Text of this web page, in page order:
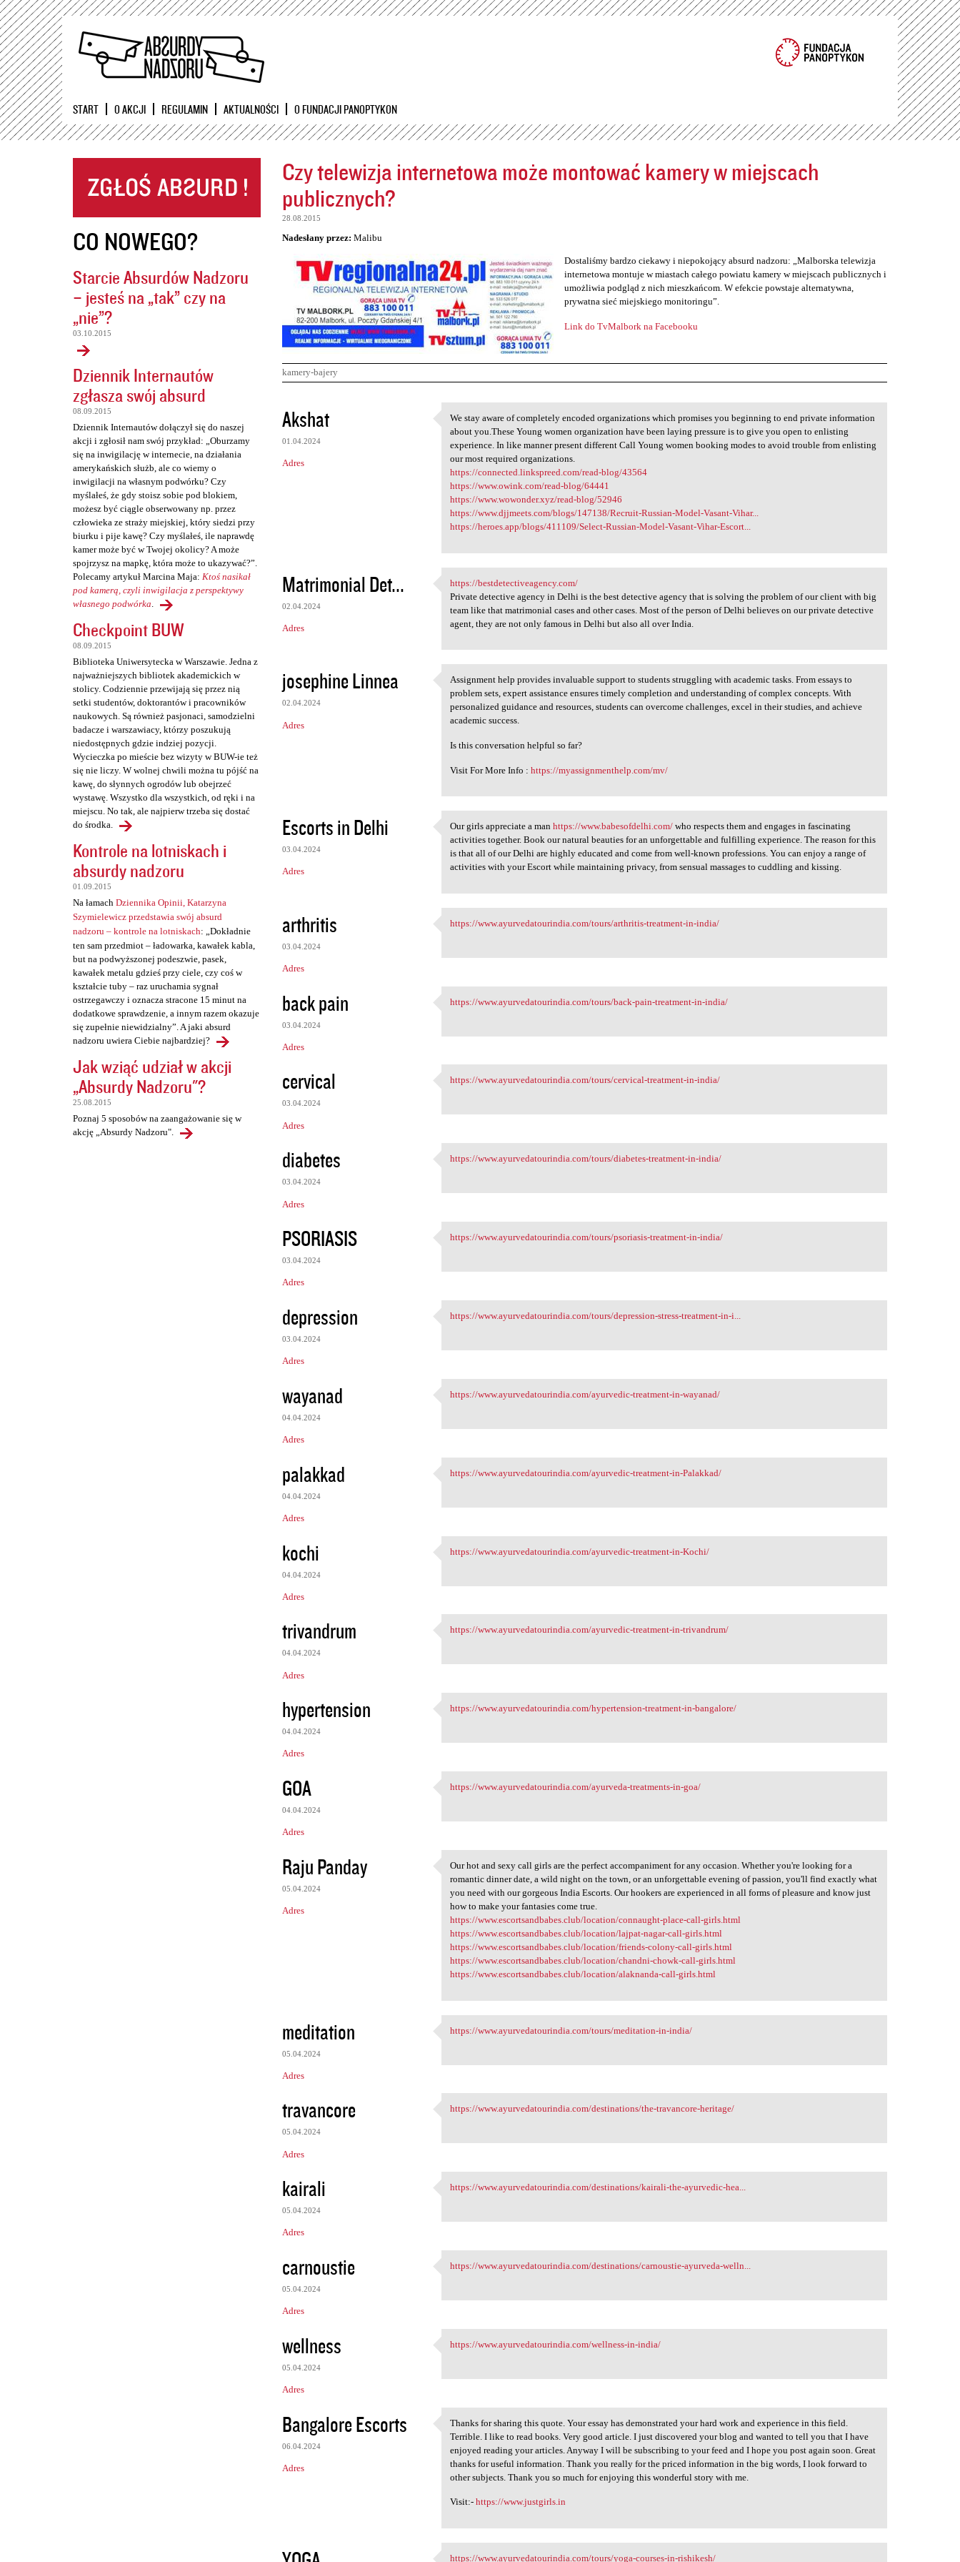
Przejdź
START O AKCJI REGULAMIN AKTUALNOŚCI O FUNDACJI PANOPTYKON
CO NOWEGO?
Starcie Absurdów Nadzoru
– jesteś na „tak” czy na
„nie”?
03.10.2015
Dziennik Internautów
zgłasza swój absurd
08.09.2015
Dziennik Internautów dołączył się do naszej
akcji i zgłosił nam swój przykład: „Oburzamy
się na inwigilację w internecie, na działania
amerykańskich służb, ale co wiemy o
inwigilacji na własnym podwórku? Czy
myślałeś, że gdy stoisz sobie pod blokiem,
możesz być ciągle obserwowany np. przez
człowieka ze straży miejskiej, który siedzi przy
biurku i pije kawę? Czy myślałeś, ile naprawdę
kamer może być w Twojej okolicy? A może
spojrzysz na mapkę, która może to ukazywać?”.
Polecamy artykuł Marcina Maja: Ktoś nasikał
pod kamerą, czyli inwigilacja z perspektywy
własnego podwórka.
Checkpoint BUW
08.09.2015
Biblioteka Uniwersytecka w Warszawie. Jedna z
najważniejszych bibliotek akademickich w
stolicy. Codziennie przewijają się przez nią
setki studentów, doktorantów i pracowników
naukowych. Są również pasjonaci, samodzielni
badacze i warszawiacy, którzy poszukują
niedostępnych gdzie indziej pozycji.
Wycieczka po mieście bez wizyty w BUW-ie też
się nie liczy. W wolnej chwili można tu pójść na
kawę, do słynnych ogrodów lub obejrzeć
wystawę. Wszystko dla wszystkich, od ręki i na
miejscu. No tak, ale najpierw trzeba się dostać
do środka.
Kontrole na lotniskach i
absurdy nadzoru
01.09.2015
Na łamach Dziennika Opinii, Katarzyna
Szymielewicz przedstawia swój absurd
nadzoru – kontrole na lotniskach: „Dokładnie
ten sam przedmiot – ładowarka, kawałek kabla,
but na podwyższonej podeszwie, pasek,
kawałek metalu gdzieś przy ciele, czy coś w
kształcie tuby – raz uruchamia sygnał
ostrzegawczy i oznacza stracone 15 minut na
dodatkowe sprawdzenie, a innym razem okazuje
się zupełnie niewidzialny”. A jaki absurd
nadzoru uwiera Ciebie najbardziej?
Jak wziąć udział w akcji
„Absurdy Nadzoru"?
25.08.2015
Poznaj 5 sposobów na zaangażowanie się w
akcję „Absurdy Nadzoru".
Czy telewizja internetowa może montować kamery w miejscach
publicznych?
28.08.2015
Nadesłany przez: Malibu
Dostaliśmy bardzo ciekawy i niepokojący absurd nadzoru: „Malborska telewizja
internetowa montuje w miastach całego powiatu kamery w miejscach publicznych i
umożliwia podgląd z nich mieszkańcom. W efekcie powstaje alternatywna,
prywatna sieć miejskiego monitoringu”.
Link do TvMalbork na Facebooku
kamery-bajery
K
o
m
e
z
e
Akshat
01.04.2024
Adres
We stay aware of completely
We stay aware of completely encoded organizations which promises you beginning to end private information
about you.These Young women organization have been laying pressure is to give you open to enlisting
experience. In like manner present different Call Young women booking modes to avoid trouble from enlisting
our most required organizations.
https://connected.linkspreed.com/read-blog/43564
https://www.owink.com/read-blog/64441
https://www.wowonder.xyz/read-blog/52946
https://www.djjmeets.com/blogs/147138/Recruit-Russian-Model-Vasant-Vihar...
https://heroes.app/blogs/411109/Select-Russian-Model-Vasant-Vihar-Escort...
Matrimonial Det...
02.04.2024
Adres
https://bestdetectiveagency
https://bestdetectiveagency.com/
Private detective agency in Delhi is the best detective agency that is solving the problem of our client with big
team like that matrimonial cases and other cases. Most of the person of Delhi believes on our private detective
agent, they are not only famous in Delhi but also all over India.
josephine Linnea
02.04.2024
Adres
Assignment help provides
Assignment help provides invaluable support to students struggling with academic tasks. From essays to
problem sets, expert assistance ensures timely completion and understanding of complex concepts. With
personalized guidance and resources, students can overcome challenges, excel in their studies, and achieve
academic success.
Is this conversation helpful so far?
Visit For More Info :https://myassignmenthelp.com/mv/
Escorts in Delhi
03.04.2024
Adres
Our girls appreciate a man
Our girls appreciate a manhttps://www.babesofdelhi.com/ who respects them and engages in fascinating
activities together. Book our natural beauties for an unforgettable and fulfilling experience. The reason for this
is that all of our Delhi are highly educated and come from well-known professions. You can enjoy a range of
activities with your Escort while maintaining privacy, from sensual massages to cuddling and kissing.
arthritis
03.04.2024
Adres
https://www.ayurvedatourindia
https://www.ayurvedatourindia.com/tours/arthritis-treatment-in-india/
back pain
03.04.2024
Adres
https://www.ayurvedatourindia
https://www.ayurvedatourindia.com/tours/back-pain-treatment-in-india/
cervical
03.04.2024
Adres
https://www.ayurvedatourindia
https://www.ayurvedatourindia.com/tours/cervical-treatment-in-india/
diabetes
03.04.2024
Adres
https://www.ayurvedatourindia
https://www.ayurvedatourindia.com/tours/diabetes-treatment-in-india/
PSORIASIS
03.04.2024
Adres
https://www.ayurvedatourindia
https://www.ayurvedatourindia.com/tours/psoriasis-treatment-in-india/
depression
03.04.2024
Adres
https://www.ayurvedatourindia
https://www.ayurvedatourindia.com/tours/depression-stress-treatment-in-i...
wayanad
04.04.2024
Adres
https://www.ayurvedatourindia
https://www.ayurvedatourindia.com/ayurvedic-treatment-in-wayanad/
palakkad
04.04.2024
Adres
https://www.ayurvedatourindia
https://www.ayurvedatourindia.com/ayurvedic-treatment-in-Palakkad/
kochi
04.04.2024
Adres
https://www.ayurvedatourindia
https://www.ayurvedatourindia.com/ayurvedic-treatment-in-Kochi/
trivandrum
04.04.2024
Adres
https://www.ayurvedatourindia
https://www.ayurvedatourindia.com/ayurvedic-treatment-in-trivandrum/
hypertension
04.04.2024
Adres
https://www.ayurvedatourindia
https://www.ayurvedatourindia.com/hypertension-treatment-in-bangalore/
GOA
04.04.2024
Adres
https://www.ayurvedatourindia
https://www.ayurvedatourindia.com/ayurveda-treatments-in-goa/
Raju Panday
05.04.2024
Adres
Our hot and sexy call girls
Our hot and sexy call girls are the perfect accompaniment for any occasion. Whether you're looking for a
romantic dinner date, a wild night on the town, or an unforgettable evening of passion, you'll find exactly what
you need with our gorgeous India Escorts. Our hookers are experienced in all forms of pleasure and know just
how to make your fantasies come true.
https://www.escortsandbabes.club/location/connaught-place-call-girls.html
https://www.escortsandbabes.club/location/lajpat-nagar-call-girls.html
https://www.escortsandbabes.club/location/friends-colony-call-girls.html
https://www.escortsandbabes.club/location/chandni-chowk-call-girls.html
https://www.escortsandbabes.club/location/alaknanda-call-girls.html
meditation
05.04.2024
Adres
https://www.ayurvedatourindia
https://www.ayurvedatourindia.com/tours/meditation-in-india/
travancore
05.04.2024
Adres
https://www.ayurvedatourindia
https://www.ayurvedatourindia.com/destinations/the-travancore-heritage/
kairali
05.04.2024
Adres
https://www.ayurvedatourindia
https://www.ayurvedatourindia.com/destinations/kairali-the-ayurvedic-hea...
carnoustie
05.04.2024
Adres
https://www.ayurvedatourindia
https://www.ayurvedatourindia.com/destinations/carnoustie-ayurveda-welln...
wellness
05.04.2024
Adres
https://www.ayurvedatourindia
https://www.ayurvedatourindia.com/wellness-in-india/
Bangalore Escorts
06.04.2024
Adres
Thanks for sharing this quote
Thanks for sharing this quote. Your essay has demonstrated your hard work and experience in this field.
Terrible. I like to read books. Very good article. I just discovered your blog and wanted to tell you that I have
enjoyed reading your articles. Anyway I will be subscribing to your feed and I hope you post again soon. Great
thanks for useful information. Thank you really for the priced information in the big words, I look forward to
other subjects. Thank you so much for enjoying this wonderful story with me.
Visit:-https://www.justgirls.in
https://www.ayurvedatourindia.com/tours/yoga-courses-in-rishikesh/